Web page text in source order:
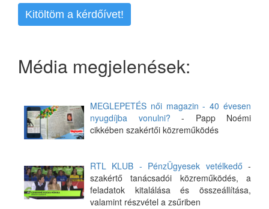
Kitöltöm a kérdőívet!
Média megjelenések:
MEGLEPETÉS női magazin - 40 évesen
nyugdíjba vonulni? - Papp Noémi
cikkében szakértői közreműködés
RTL KLUB - PénzÜgyesek vetélkedő -
szakértő tanácsadói közreműködés, a
feladatok kitalálása és összeállítása,
valamint részvétel a zsűriben